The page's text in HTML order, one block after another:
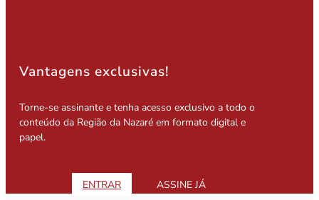
Vantagens exclusivas!
Torne-se assinante e tenha acesso exclusivo a todo o
conteúdo da Região da Nazaré em formato digital e
papel.
ENTRAR ASSINE JÁ